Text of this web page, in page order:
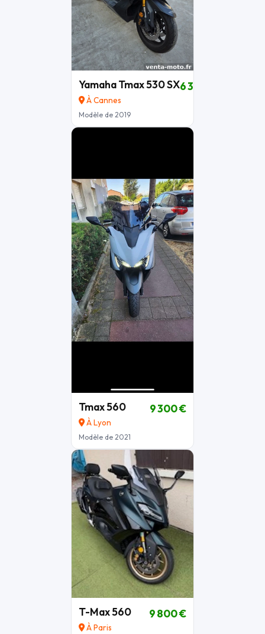
Yamaha Tmax 530 SX
À Cannes
Modèle de 2019
6 300 €
Tmax 560
À Lyon
Modèle de 2021
9 300 €
T-Max 560
À Paris
9 800 €